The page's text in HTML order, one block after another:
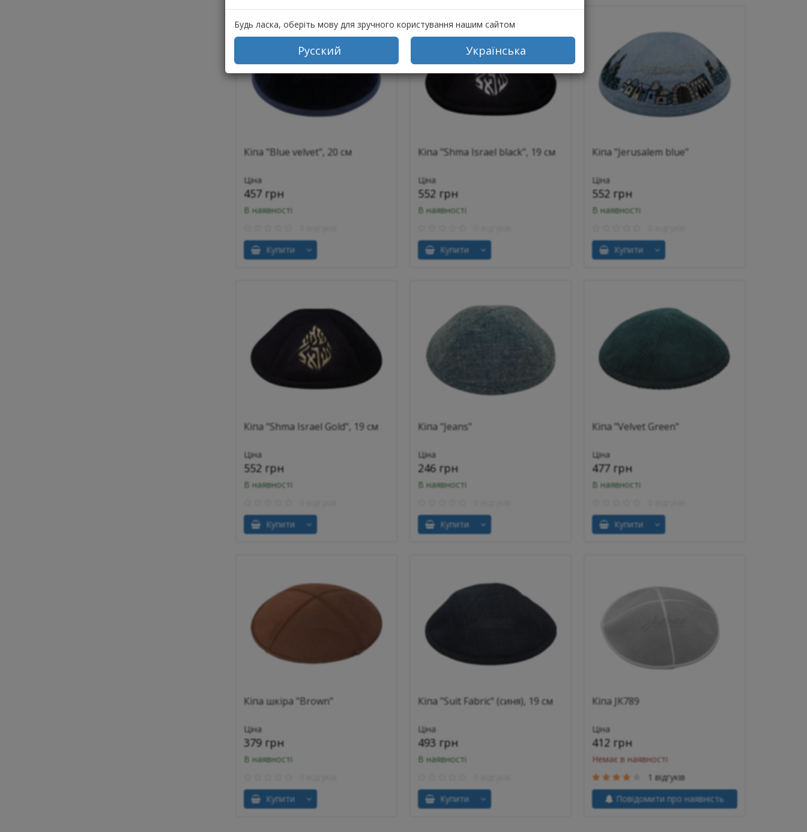
Будь ласка, оберіть мову для зручного користування нашим сайтом
Русский Українська
Кіпа "Blue velvet", 20 см
Ціна
457 грн
В наявності
Купити
Кіпа "Shma Israel black", 19 см
Ціна
552 грн
В наявності
Купити
Кіпа "Jerusalem blue"
Ціна
552 грн
В наявності
Купити
Кіпа "Shma Israel Gold", 19 см
Ціна
552 грн
В наявності
Купити
Кіпа "Jeans"
Ціна
246 грн
В наявності
Купити
Кіпа "Velvet Green"
Ціна
477 грн
В наявності
Купити
Кіпа шкіра "Brown"
Ціна
379 грн
В наявності
Купити
Кіпа "Suit Fabric" (синя), 19 см
Ціна
493 грн
В наявності
Купити
Кіпа JK789
Ціна
412 грн
Немає в наявності
1 відгуків
Повідомити про наявність